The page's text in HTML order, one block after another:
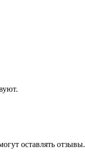
оставлять отзывы.